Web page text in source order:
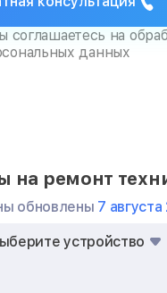
соглашаетесь на
данных
на ремонт
обновлены 7 августа
устройство